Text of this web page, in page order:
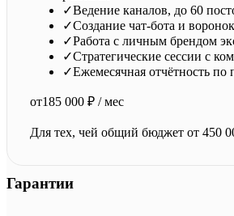
✓Ведение каналов, до 60
✓Создание чат-бота и
✓Работа с личным брендом
✓Стратегические сессии с
✓Ежемесячная отчётность по
от185 000 ₽ / мес
Для тех, чей общий бюджет от 450
Гарантии